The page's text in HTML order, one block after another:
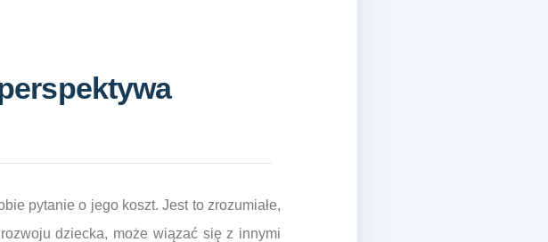
pytanie o jego koszt. Jest to zrozumiałe,
dziecka, może wiązać się z innymi